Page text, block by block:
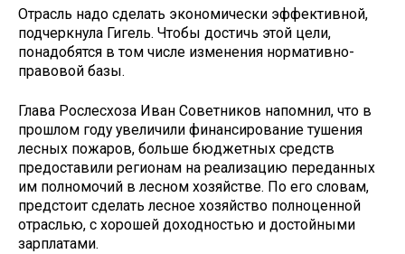
Отрасль надо сделать экономически эффективной,
подчеркнула Гигель. Чтобы достичь этой цели,
понадобятся в том числе изменения нормативно-
правовой базы.
Глава Рослесхоза Иван Советников напомнил, что в
прошлом году увеличили финансирование тушения
лесных пожаров, больше бюджетных средств
предоставили регионам на реализацию переданных
им полномочий в лесном хозяйстве. По его словам,
предстоит сделать лесное хозяйство полноценной
отраслью, с хорошей доходностью и достойными
зарплатами.